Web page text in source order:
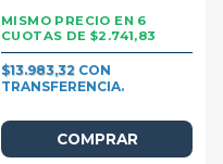
6
$2.741,83
$13.983,32